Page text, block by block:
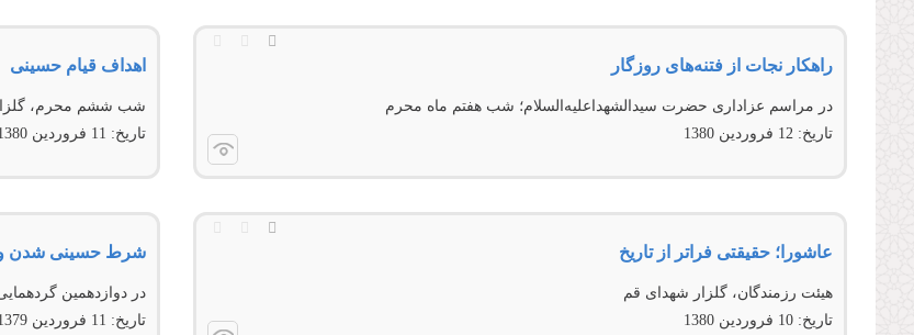
راهکار نجات از فتنه‌های روزگار
در مراسم عزاداری حضرت سیدالشهداعلیه‌السلام؛ شب هفتم ماه محرم
تاریخ: 12 فروردين 1380
اهداف قیام حسینی
شب ششم محرم، گلزار
تاریخ: 11 فروردين 1380
عاشورا؛ حقیقتی فراتر از تاریخ
هیئت رزمندگان، گلزار شهدای قم
تاریخ: 10 فروردين 1380
شرط حسینی شدن و
در دوازدهمین
تاریخ: 11 فروردين 1379